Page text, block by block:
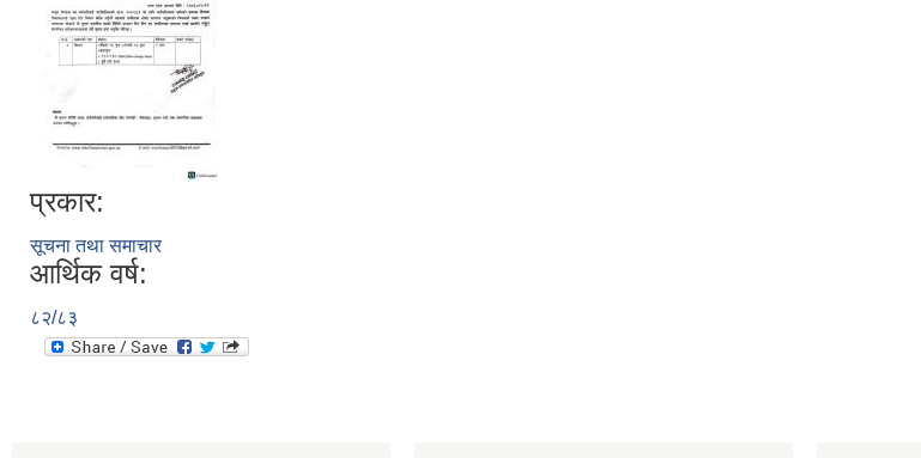
प्रकार:
सूचना तथा समाचार
आर्थिक वर्ष:
८२/८३